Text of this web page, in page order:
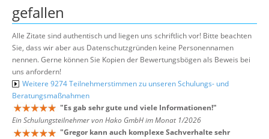
gefallen
Alle Zitate sind authentisch und liegen uns schriftlich vor! Bitte beachten
Sie, dass wir aber aus Datenschutzgründen keine Personennamen
nennen. Gerne können Sie Kopien der Bewertungsbögen als Beweis bei
uns anfordern!
Weitere 9274 Teilnehmerstimmen zu unseren Schulungs- und
Beratungsmaßnahmen
"Es gab sehr gute und viele Informationen!"
Ein Schulungsteilnehmer von Hako GmbH im Monat 1/2026
"Gregor kann auch komplexe Sachverhalte sehr